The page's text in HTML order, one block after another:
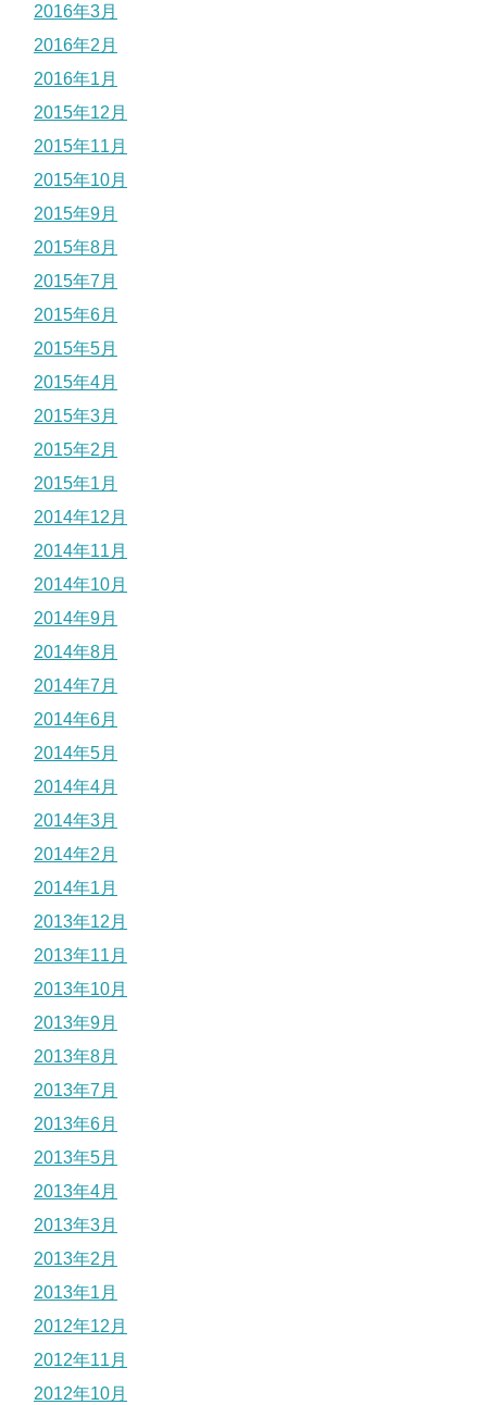
2016年3月
2016年2月
2016年1月
2015年12月
2015年11月
2015年10月
2015年9月
2015年8月
2015年7月
2015年6月
2015年5月
2015年4月
2015年3月
2015年2月
2015年1月
2014年12月
2014年11月
2014年10月
2014年9月
2014年8月
2014年7月
2014年6月
2014年5月
2014年4月
2014年3月
2014年2月
2014年1月
2013年12月
2013年11月
2013年10月
2013年9月
2013年8月
2013年7月
2013年6月
2013年5月
2013年4月
2013年3月
2013年2月
2013年1月
2012年12月
2012年11月
2012年10月